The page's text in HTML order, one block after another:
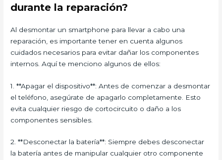
durante la reparación?
Al desmontar un smartphone para llevar a cabo una
reparación, es importante tener en cuenta algunos
cuidados necesarios para evitar dañar los componentes
internos. Aquí te menciono algunos de ellos:
1. **Apagar el dispositivo**: Antes de comenzar a desmontar
el teléfono, asegúrate de apagarlo completamente. Esto
evita cualquier riesgo de cortocircuito o daño a los
componentes sensibles.
2. **Desconectar la batería**: Siempre debes desconectar
la batería antes de manipular cualquier otro componente